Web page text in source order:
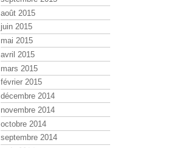
août 2015
juin 2015
mai 2015
avril 2015
mars 2015
février 2015
décembre 2014
novembre 2014
octobre 2014
septembre 2014